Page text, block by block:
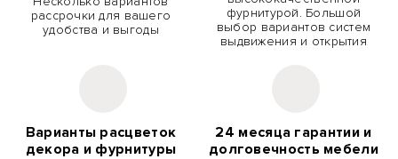
рассрочки для вашего
удобства и выгоды
фурнитурой. Большой
выбор вариантов систем
выдвижения и открытия
Варианты расцветок
декора и фурнитуры
24 месяца гарантии и
долговечность мебели